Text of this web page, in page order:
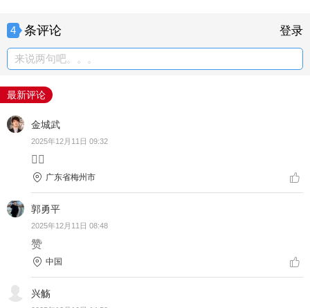
4 条评论 登录
来说两句吧。。。
最新评论
金城武
2025年12月11日 09:32
👍🏻
广东省梅州市
郭勇平
2025年12月11日 08:48
赞
中国
兴觞